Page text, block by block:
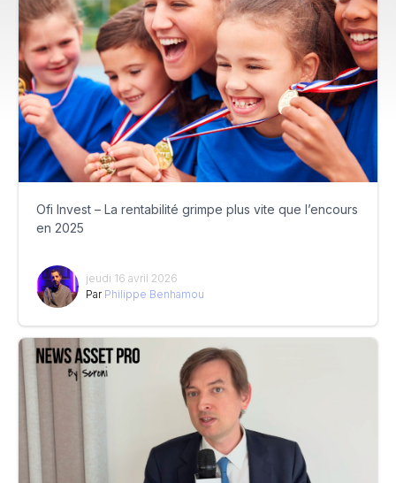
Ofi Invest – La rentabilité grimpe plus vite que l’encours
en 2025
jeudi 16 avril 2026
Par Philippe Benhamou